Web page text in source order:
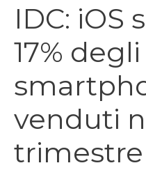
IDC: iOS
17% degli
venduti
trimestre